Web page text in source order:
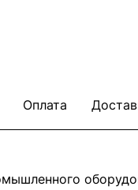
Оплата